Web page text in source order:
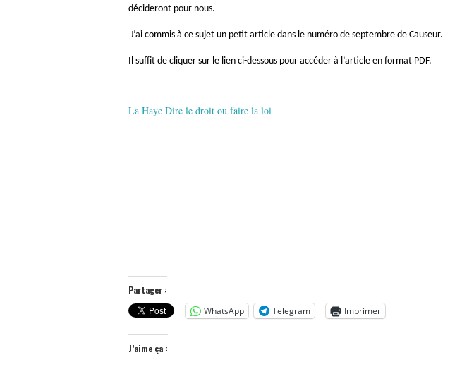
décideront pour nous.
J’ai commis à ce sujet un petit article dans le numéro de septembre de Causeur.
Il suffit de cliquer sur le lien ci-dessous pour accéder à l’article en format PDF.
La Haye Dire le droit ou faire la loi
Partager :
WhatsApp
Telegram Imprimer
J’aime ça :